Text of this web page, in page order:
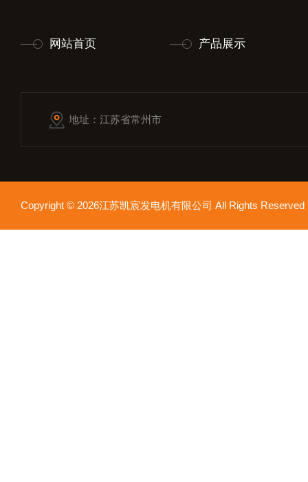
网站首页 产品展示
地址：江苏省常州市
Copyright © 2026江苏凯宸发电机有限公司 All Rights